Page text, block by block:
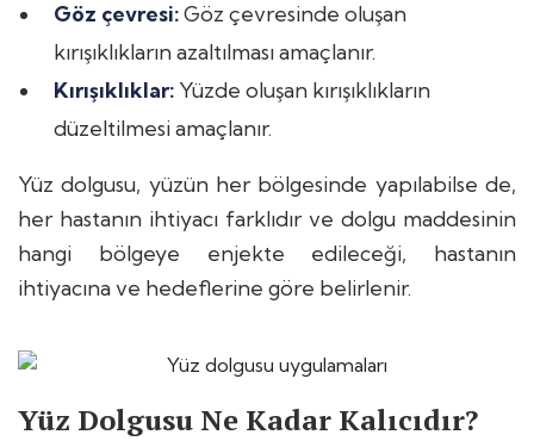
Göz çevresi:Göz çevresinde oluşan
kırışıklıkların azaltılması amaçlanır.
Kırışıklıklar: Yüzde oluşan kırışıklıkların
düzeltilmesi amaçlanır.
Yüz dolgusu, yüzün her bölgesinde yapılabilse de,
her hastanın ihtiyacı farklıdır ve dolgu maddesinin
hangi bölgeye enjekte edileceği, hastanın
ihtiyacına ve hedeflerine göre belirlenir.
Yüz Dolgusu Ne Kadar Kalıcıdır?